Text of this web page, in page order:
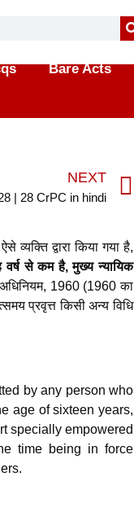
Bare Acts
NEXT
28 | 28 CrPC in hindi
द्वारा किया गया है,
वर्ष से कम है, मुख्य न्यायिक
अधिनियम, 1960 (1960 का
प्रवृत्त किसी अन्य विधि
by any person who
age of sixteen years,
specially empowered
time being in force